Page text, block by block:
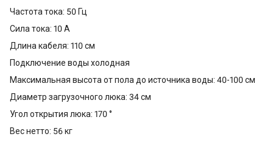
Частота тока: 50 Гц
Сила тока: 10 А
Длина кабеля: 110 см
Подключение воды холодная
Максимальная высота от пола до источника воды: 40-100 см
Диаметр загрузочного люка: 34 см
Угол открытия люка: 170 °
Вес нетто: 56 кг